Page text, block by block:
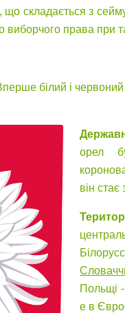
складається з
виборчого права при
білий і
орел
він
Польщі -
е в